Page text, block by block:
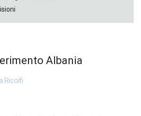
Albania
Ricolfi